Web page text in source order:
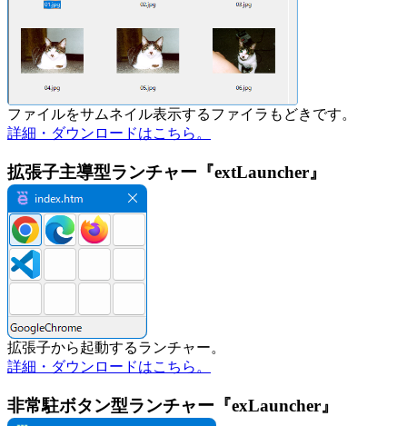
ファイルをサムネイル表示するファイラもどきです。
詳細・ダウンロードはこちら。
拡張子主導型ランチャー『extLauncher』
拡張子から起動するランチャー。
詳細・ダウンロードはこちら。
非常駐ボタン型ランチャー『exLauncher』